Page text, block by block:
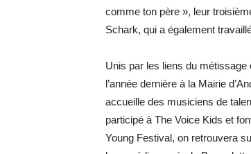
comme ton père », leur
Schark, qui a également
Unis par les liens du
l’année dernière à la Mairie
accueille des musiciens de
participé à The Voice Kids et
Young Festival, on retrouvera